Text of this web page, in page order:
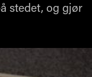
stedet, og gjør